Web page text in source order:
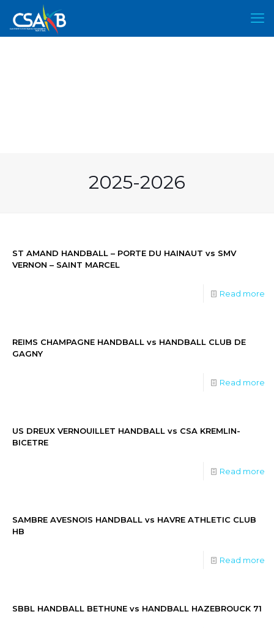
2025-2026
ST AMAND HANDBALL – PORTE DU HAINAUT vs SMV
VERNON – SAINT MARCEL
Read more
REIMS CHAMPAGNE HANDBALL vs HANDBALL CLUB DE
GAGNY
Read more
US DREUX VERNOUILLET HANDBALL vs CSA KREMLIN-
BICETRE
Read more
SAMBRE AVESNOIS HANDBALL vs HAVRE ATHLETIC CLUB
HB
Read more
SBBL HANDBALL BETHUNE vs HANDBALL HAZEBROUCK 71